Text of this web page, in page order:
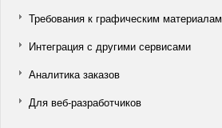
Требования к графическим материалам
Интеграция с другими сервисами
Аналитика заказов
Для веб-разработчиков